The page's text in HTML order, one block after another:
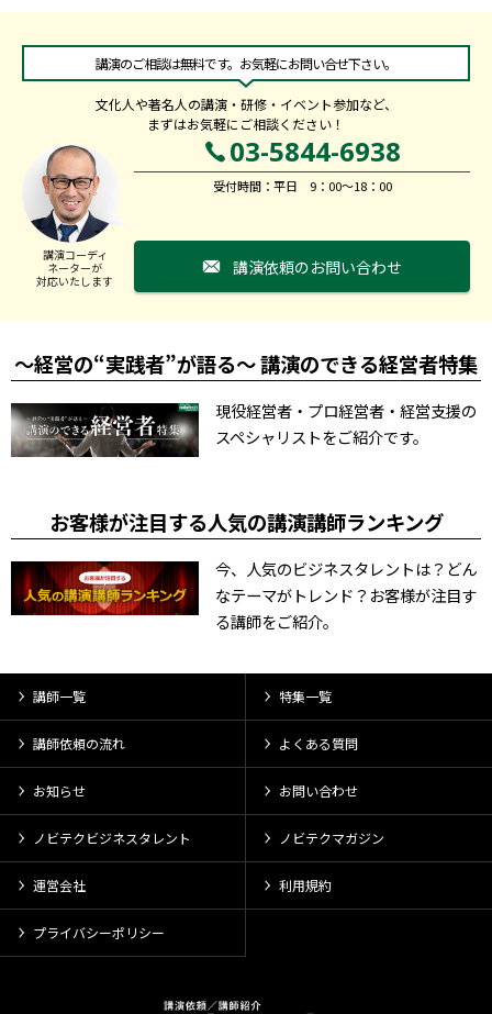
講演のご相談は無料です。お気軽にお問い合せ下さい。
文化人や著名人の講演・研修・イベント参加など、
まずはお気軽にご相談ください！
講演コーディ
ネーターが
対応いたします
03-5844-6938
受付時間：平日 9：00～18：00
講演依頼のお問い合わせ
～経営の“実践者”が語る～ 講演のできる経営者特集
現役経営者・プロ経営者・経営支援の
スペシャリストをご紹介です。
お客様が注目する人気の講演講師ランキング
今、人気のビジネスタレントは？どん
なテーマがトレンド？お客様が注目す
る講師をご紹介。
講師一覧 特集一覧
講師依頼の流れ よくある質問
お知らせ お問い合わせ
ノビテクビジネスタレント ノビテクマガジン
運営会社 利用規約
プライバシーポリシー